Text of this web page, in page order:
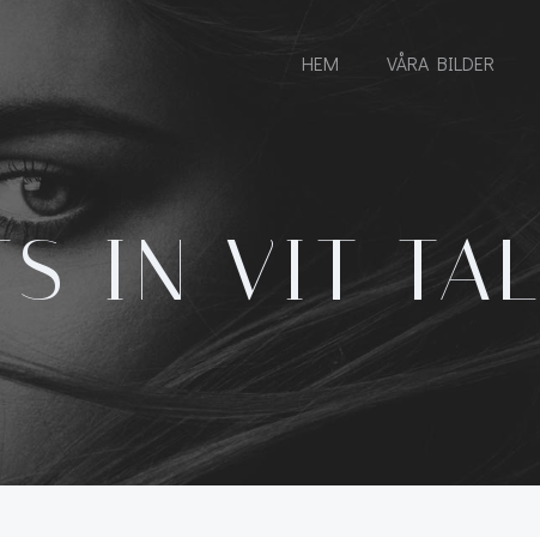
HEM VÅRA BILDER
IN VIT